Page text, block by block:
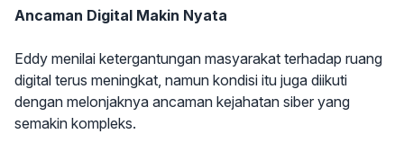
Ancaman Digital Makin Nyata
Eddy menilai ketergantungan masyarakat terhadap ruang
digital terus meningkat, namun kondisi itu juga diikuti
dengan melonjaknya ancaman kejahatan siber yang
semakin kompleks.